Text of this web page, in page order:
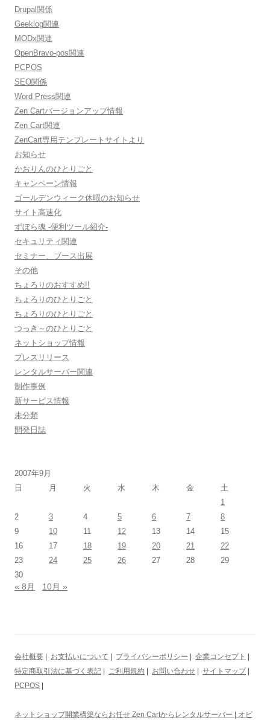
Drupal関係
Geeklog関連
MODx関連
OpenBravo-pos関連
PCPOS
SEO関係
Word Press関連
Zen Cartバージョンアップ情報
Zen Cart関連
ZenCart専用テンプレートサイトより
お知らせ
かおりんのひとりごと
キャンペーン情報
ゴールデンウィーク休暇のお知らせ
サイト高速化
ずぼら魂 -便利ツール紹介-
セキュリティ関連
セミナー、ブース出展
その他
ちょろりのおすすめ!!
ちょろりのひとりごと
ちょろりのひとりごと
つっき～のひとりごと
ネットショップ情報
プレスリリース
レンタルサーバー関連
制作事例
新サービス情報
未分類
開発日誌
2007年9月
日
月 火 水 木 金
土
1
2
3 4 5 6 7
8
9
10 11 12 13 14
15
16
17 18 19 20 21
22
23
24 25 26 27 28
29
30
« 8月 10月 »
会社概要 お支払いについて プライバシーポリシー 企業コンセプト
特定商取引法に基づく表記
ご利用規約 お問い合わせ サイトマップ|
PCPOS
ネットショップ開業構築ならお任せ Zen Cartからレンタルサーバー | オビ